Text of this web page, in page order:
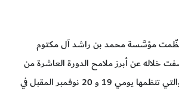
29 أكتوبر 2025: نظّمت مؤسَّسة محمد بن راشد آل مكتوم
خلاله عن أبرز ملامح الدورة العاشرة من
"قمة المعرفة 2025"، والتي تنظمها يومي 19 و 20 نوفمبر المقبل في